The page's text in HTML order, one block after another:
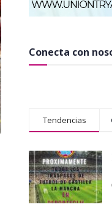
Conecta con
Tendencias